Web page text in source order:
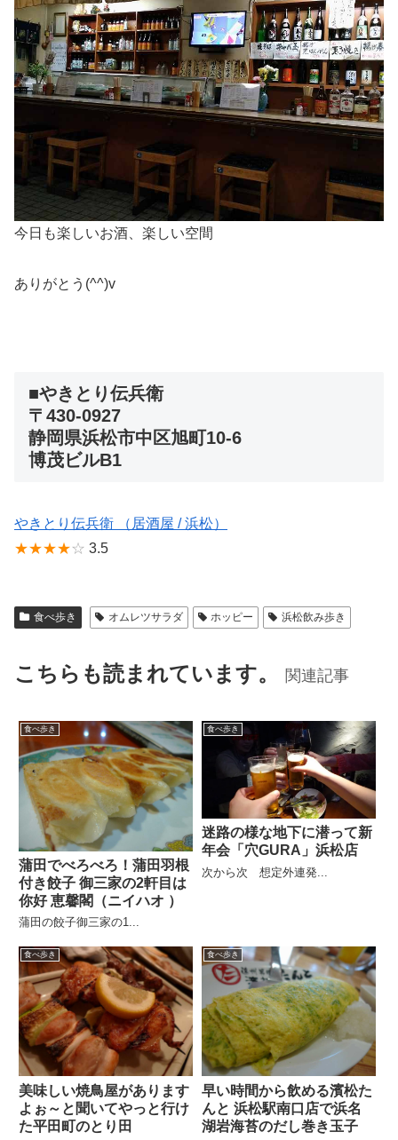
今日も楽しいお酒、楽しい空間
ありがとう(^^)v
■やきとり伝兵衛
〒430-0927
静岡県浜松市中区旭町10-6
博茂ビルB1
やきとり伝兵衛 （居酒屋 / 浜松）
★★★★☆ 3.5
食べ歩き オムレツサラダ ホッピー 浜松飲み歩き
こちらも読まれています。 関連記事
食べ歩き
蒲田でべろべろ！蒲田羽根
付き餃子 御三家の2軒目は
你好 恵馨閣（ニイハオ ）
蒲田の餃子御三家の1...
食べ歩き
迷路の様な地下に潜って新
年会「穴GURA」浜松店
次から次 想定外連発...
食べ歩き
美味しい焼鳥屋があります
よぉ～と聞いてやっと行け
た平田町のとり田
食べ歩き
早い時間から飲める濱松た
んと 浜松駅南口店で浜名
湖岩海苔のだし巻き玉子